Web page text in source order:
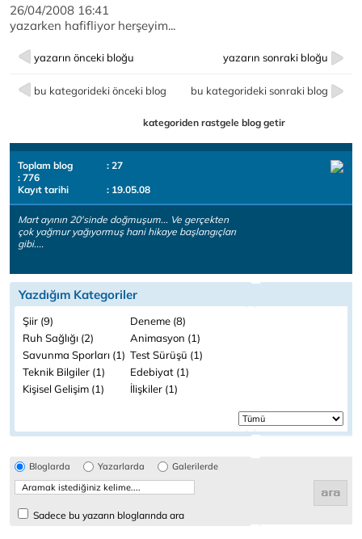
26/04/2008 16:41
yazarken hafifliyor herşeyim...
yazarın önceki bloğu yazarın sonraki bloğu
bu kategorideki önceki blog bu kategorideki sonraki blog
kategoriden rastgele blog getir
Toplam blog
: 27
: 776
Kayıt tarihi
: 19.05.08
Mart ayının 20'sinde doğmuşum... Ve gerçekten
çok yağmur yağıyormuş hani hikaye başlangıçları
gibi....
Yazdığım Kategoriler
Şiir (9)
Deneme (8)
Ruh Sağlığı (2)
Animasyon (1)
Savunma Sporları (1) Test Sürüşü (1)
Teknik Bilgiler (1)
Edebiyat (1)
Kişisel Gelişim (1)
İlişkiler (1)
Bloglarda Yazarlarda Galerilerde
Sadece bu yazarın bloglarında ara